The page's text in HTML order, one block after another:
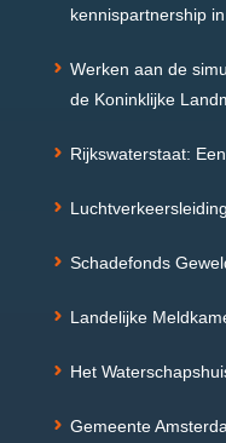
kennispartnership
Werken aan de
de Koninklijke
Rijkswaterstaat:
Schadefonds
Landelijke
Het
Gemeente